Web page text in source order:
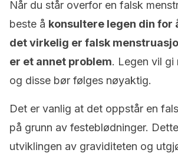
Når du står overfor en falsk
beste å konsultere legen din for
det virkelig er falsk
er et annet problem. Legen vil gi
og disse bør følges nøyaktig.
Det er vanlig at det oppstår en
på grunn av festeblødninger.
utviklingen av graviditeten og